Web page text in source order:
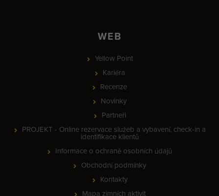
WEB
Yellow Point
Kariéra
Recenze
Novinky
Partneři
PROJEKT - Online rezervace služeb a vybavení, check-in a
identifikace klientů
Informace o ochraně osobních údajů
Obchodní podmínky
Kontakty
Mapa zimních aktivit